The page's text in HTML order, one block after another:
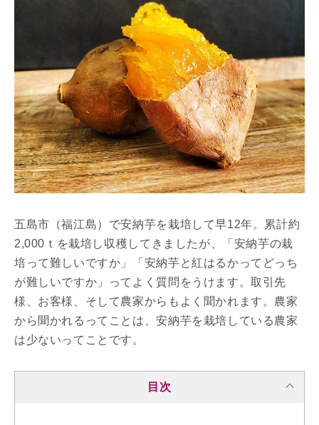
五島市（福江島）で安納芋を栽培して早12年。累計約
2,000ｔを栽培し収穫してきましたが、「安納芋の栽
培って難しいですか」「安納芋と紅はるかってどっち
が難しいですか」ってよく質問をうけます。取引先
様、お客様、そして農家からもよく聞かれます。農家
から聞かれるってことは、安納芋を栽培している農家
は少ないってことです。
目次